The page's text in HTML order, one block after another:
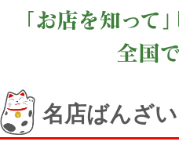
名店ばんざ